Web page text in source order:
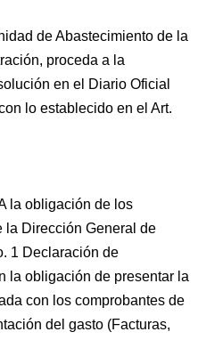
de Abastecimiento de la
proceda a la
en el Diario Oficial
lo establecido en el Art.
la obligación de los
la Dirección General de
1 Declaración de
la obligación de presentar la
con los comprobantes de
del gasto (Facturas,